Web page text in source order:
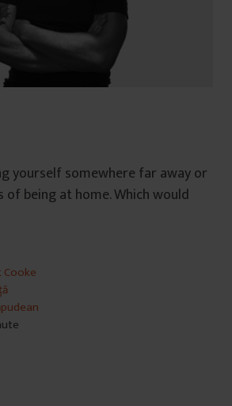
yourself somewhere far away or
being at home. Which would
Cooke